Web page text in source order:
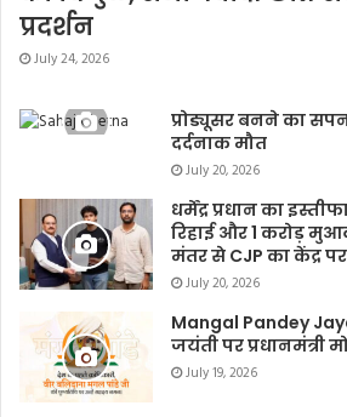
प्रदर्शन
July 24, 2026
प्रोड्यूसर बनने का
दर्दनाक मौत
July 20, 2026
धर्मेंद्र प्रधान का
रिहाई और 1 करोड़
मंतर से CJP का केंद्र
July 20, 2026
Mangal Pandey
जयंती पर प्रधानमंत्री
July 19, 2026